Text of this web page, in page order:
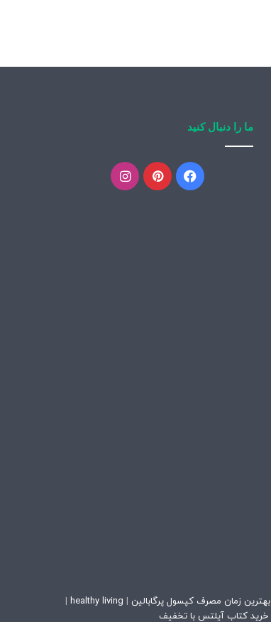
ما را دنبال کنید
فیسبوکپینتریستاینستاگرام
بهترین زمان مصرف کپسول پرگابالین |
healthy living
|
خرید کتاب آیلتس با تخفیف